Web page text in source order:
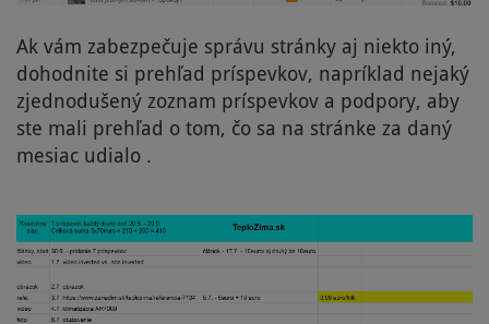
Ak vám zabezpečuje správu stránky aj niekto iný,
dohodnite si prehľad príspevkov, napríklad nejaký
zjednodušený zoznam príspevkov a podpory, aby
ste mali prehľad o tom, čo sa na stránke za daný
mesiac udialo .